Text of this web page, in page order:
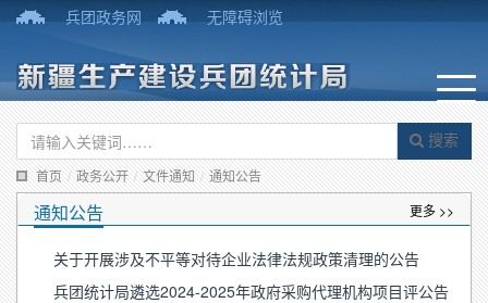
兵团政务网 无障碍浏览
搜索
首页 / 政务公开 / 文件通知 / 通知公告
通知公告 更多 >>
关于开展涉及不平等对待企业法律法规政策清理的公告
兵团统计局遴选2024-2025年政府采购代理机构项目评公告